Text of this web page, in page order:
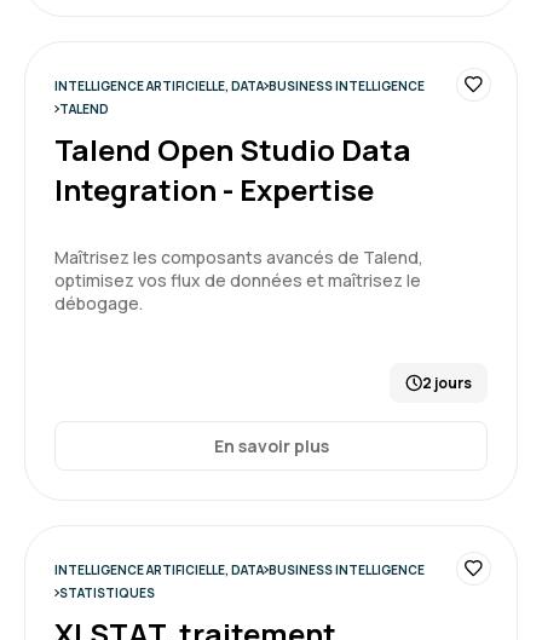
Formation : Power BI, concevoir des tableaux de bord
La formation est intéressante et le formateur
INTELLIGENCE ARTIFICIELLE, DATA BUSINESS INTELLIGENCE
TALEND
Talend Open Studio Data
Integration - Expertise
Maîtrisez les composants avancés de Talend,
optimisez vos flux de données et maîtrisez le
débogage.
2 jours
En savoir plus
INTELLIGENCE ARTIFICIELLE, DATA BUSINESS INTELLIGENCE
STATISTIQUES